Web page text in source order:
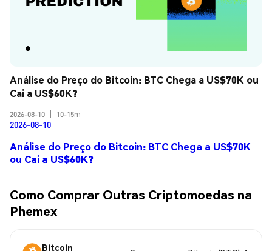
Análise do Preço do Bitcoin: BTC Chega a US$70K ou
Cai a US$60K?
2026-08-10 10-15m
2026-08-10
Análise do Preço do Bitcoin: BTC Chega a US$70K
ou Cai a US$60K?
Como Comprar Outras Criptomoedas na
Phemex
Bitcoin